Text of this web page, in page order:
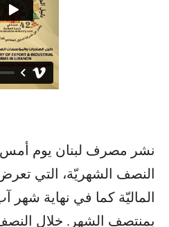
نشر مصرف لبنان يوم أمس
النصف الشهريّة، التي
الماليّة كما في نهاية شهر
بمنتصف الشهر. خلال